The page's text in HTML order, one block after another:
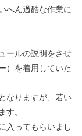
へん過酷な作業に
ールの説明をさせ
）を着用していた
なりますが、若い
す。
入ってもらいまし